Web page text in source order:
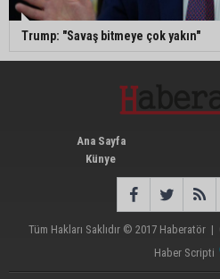
Trump: "Savaş bitmeye çok yakın"
Ana Sayfa
Künye
Tüm Hakları Saklıdır © 2017 Haberatör|
Haber Scripti